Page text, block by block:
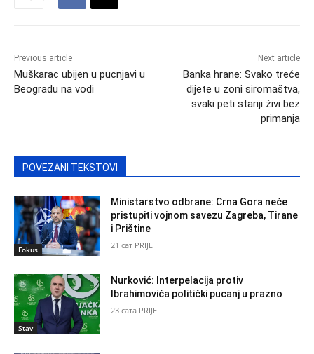
Previous article
Muškarac ubijen u pucnjavi u
Beogradu na vodi
Next article
Banka hrane: Svako treće
dijete u zoni siromaštva,
svaki peti stariji živi bez
primanja
POVEZANI TEKSTOVI
Fokus
Ministarstvo odbrane: Crna Gora neće
pristupiti vojnom savezu Zagreba, Tirane
i Prištine
21 сат PRIJE
Stav
Nurković: Interpelacija protiv
Ibrahimovića politički pucanj u prazno
23 сата PRIJE